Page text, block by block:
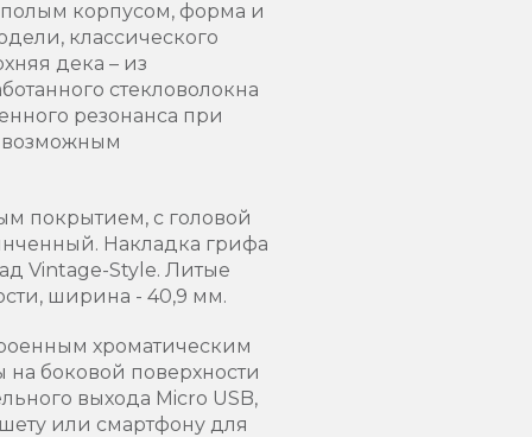
полым корпусом, форма и
классического
дека – из
стекловолокна
резонанса при
возможным
покрытием, c головой
Накладка грифа
Vintage-Style. Литые
ширина - 40,9 мм.
хроматическим
боковой поверхности
выхода Micro USB,
или смартфону для